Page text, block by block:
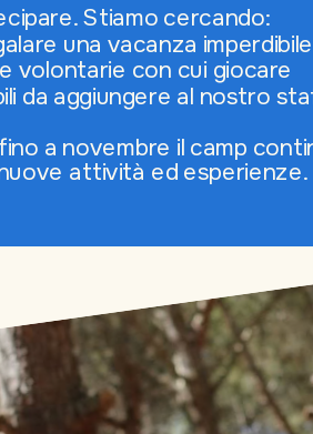
Stiamo cercando:
una vacanza imperdibile
volontarie con cui giocare
da aggiungere al nostro
a novembre il camp
attività ed esperienze.